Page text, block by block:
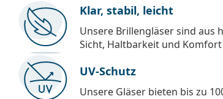
Klar, stabil, leicht
Unsere Brillengläser sind
Sicht, Haltbarkeit und
UV-Schutz
Unsere Gläser bieten bis zu